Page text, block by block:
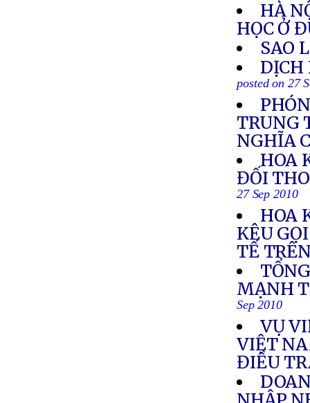
HÀ
HỌC Ở
SAO
DỊCH
posted on 27
TRUNG
NGHĨA
HOA
ĐỐI
27 Sep 2010
HOA
KÊU
TẾ
MẠNH
Sep 2010
VỤ
VIỆT
ĐIỀU